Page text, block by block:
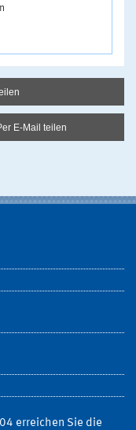
E-Mail teilen
erreichen Sie die